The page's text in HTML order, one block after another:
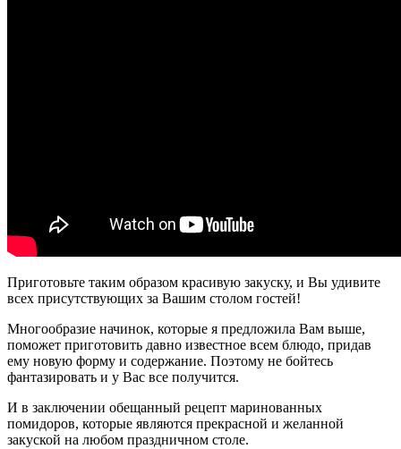
Приготовьте таким образом красивую закуску, и Вы удивите
всех присутствующих за Вашим столом гостей!
Многообразие начинок, которые я предложила Вам выше,
поможет приготовить давно известное всем блюдо, придав
ему новую форму и содержание. Поэтому не бойтесь
фантазировать и у Вас все получится.
И в заключении обещанный рецепт маринованных
помидоров, которые являются прекрасной и желанной
закуской на любом праздничном столе.